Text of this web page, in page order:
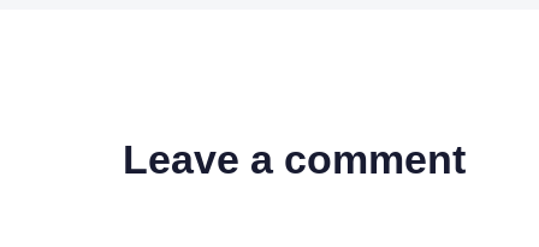
Leave a comment